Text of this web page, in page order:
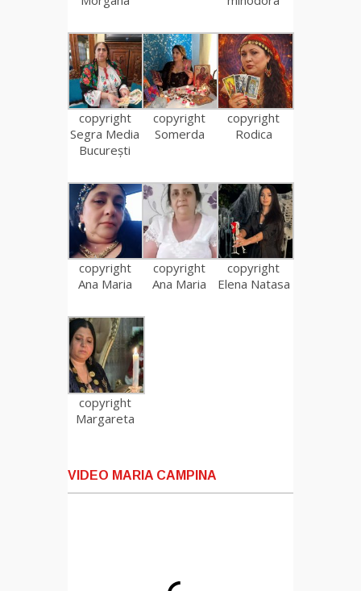
copyright
Segra Media
București
copyright
Somerda
copyright
Rodica
copyright
Ana Maria
copyright
Ana Maria
copyright
Elena Natasa
copyright
Margareta
VIDEO MARIA CAMPINA